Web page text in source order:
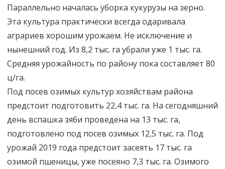
Параллельно началась уборка кукурузы на зерно.
Эта культура практически всегда одаривала
аграриев хорошим урожаем. Не исключение и
нынешний год. Из 8,2 тыс. га убрали уже 1 тыс. га.
Средняя урожайность по району пока составляет 80
ц/га.
Под посев озимых культур хозяйствам района
предстоит подготовить 22,4 тыс. га. На сегодняшний
день вспашка зяби проведена на 13 тыс. га,
подготовлено под посев озимых 12,5 тыс. га. Под
урожай 2019 года предстоит засеять 17 тыс. га
озимой пшеницы, уже посеяно 7,3 тыс. га. Озимого